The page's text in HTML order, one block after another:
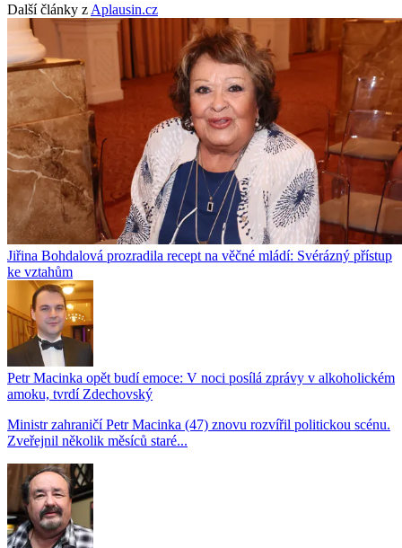
Další články z Aplausin.cz
Jiřina Bohdalová prozradila recept na věčné mládí: Svérázný přístup
ke vztahům
Petr Macinka opět budí emoce: V noci posílá zprávy v alkoholickém
amoku, tvrdí Zdechovský
Ministr zahraničí Petr Macinka (47) znovu rozvířil politickou scénu.
Zveřejnil několik měsíců staré...